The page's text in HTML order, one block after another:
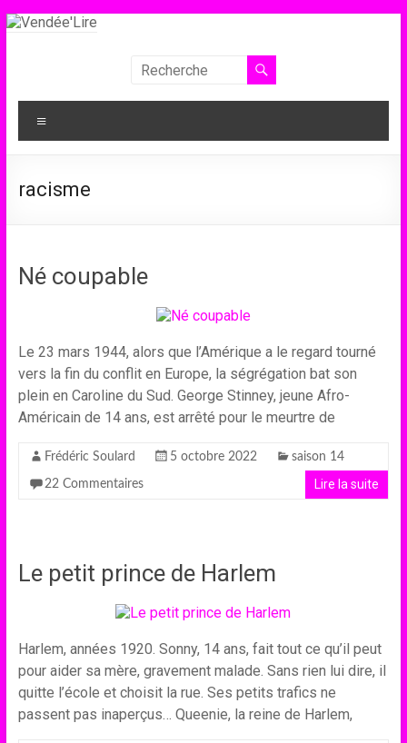
Aller
Vendée'Lire
Le
prix
collégiens
racisme
Né coupable
Le 23 mars 1944, alors que l’Amérique a le regard tourné
vers la fin du conflit en Europe, la ségrégation bat son
plein en Caroline du Sud. George Stinney, jeune Afro-
Américain de 14 ans, est arrêté pour le meurtre de
Frédéric Soulard 5 octobre 2022 saison 14
22 Commentaires Lire la suite
Le petit prince de Harlem
Harlem, années 1920. Sonny, 14 ans, fait tout ce qu’il peut
pour aider sa mère, gravement malade. Sans rien lui dire, il
quitte l’école et choisit la rue. Ses petits trafics ne
passent pas inaperçus… Queenie, la reine de Harlem,